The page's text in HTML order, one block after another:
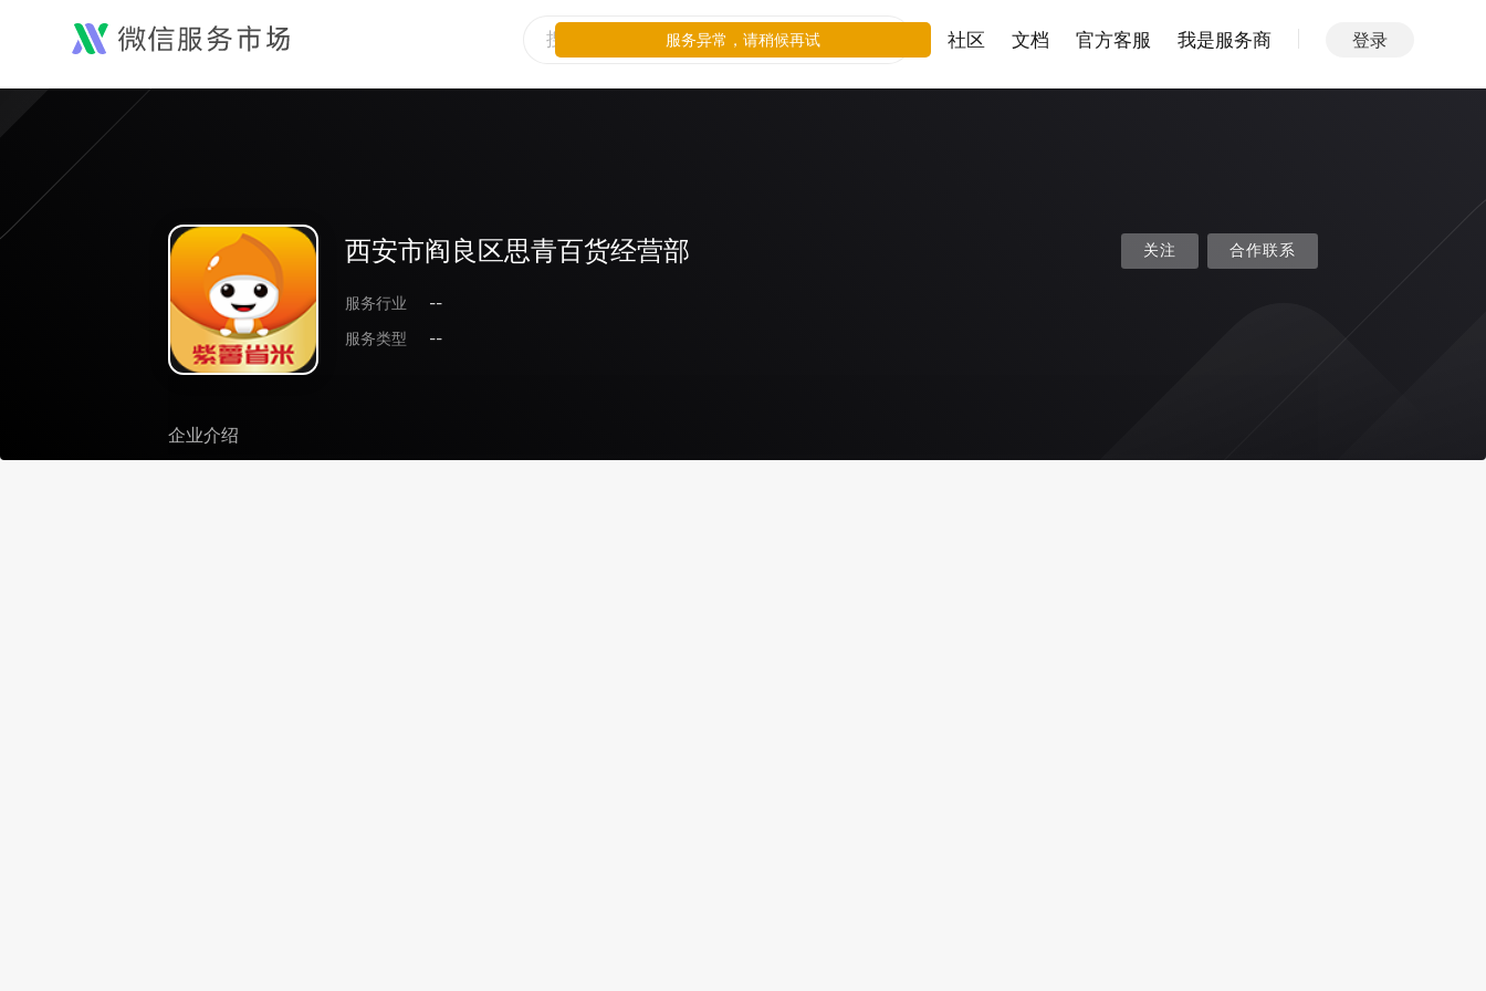
社区 文档 官方客服 我是服务商 登录
西安市阎良区思青百货经营部
服务行业
--
服务类型
--
关注 合作联系
企业介绍